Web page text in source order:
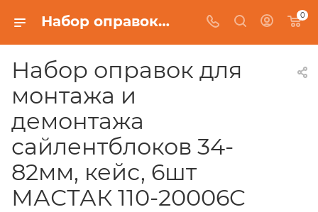
Набор оправок для монтажа и демонтажа сайлентблоков 34-82мм, кейс, 6шт МАСТАК 110-20006C 0
Набор оправок для
монтажа и
демонтажа
сайлентблоков 34-
82мм, кейс, 6шт
МАСТАК 110-20006C